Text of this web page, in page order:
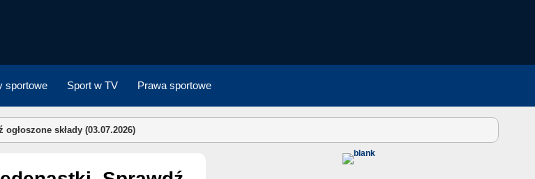
sportowe Sport w TV Prawa sportowe
składy (03.07.2026)